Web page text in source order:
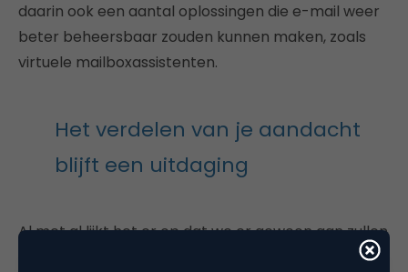
daarin ook een aantal oplossingen die e-mail weer
beter beheersbaar zouden kunnen maken, zoals
virtuele mailboxassistenten.
Het verdelen van je aandacht
blijft een uitdaging
Al met al lijkt het er op dat we er gewoon aan zullen
moeten wennen om al die verschillende tools en